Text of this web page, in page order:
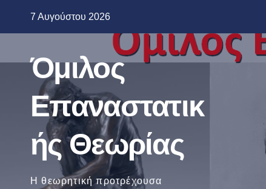
7 Αυγούστου 2026
Όμιλος
Επαναστατικ
ής Θεωρίας
Η θεωρητική προτρέχουσα